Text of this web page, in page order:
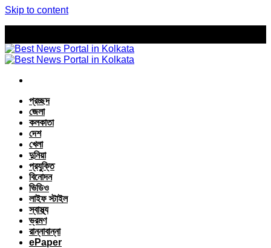
Skip to content
প্রচ্ছদ
জেলা
কলকাতা
দেশ
খেলা
দুনিয়া
প্রযুক্তি
বিনোদন
ভিডিও
লাইফ স্টাইল
স্বাস্থ্য
ভ্রমণ
রান্নাবান্না
ePaper